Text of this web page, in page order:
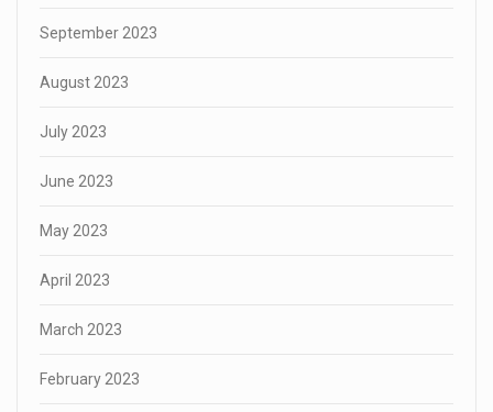
September 2023
August 2023
July 2023
June 2023
May 2023
April 2023
March 2023
February 2023